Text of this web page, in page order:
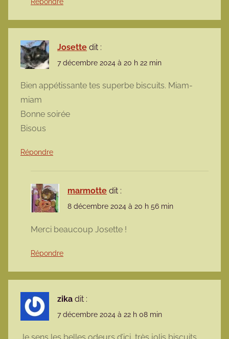
Josette dit :
7 décembre 2024 à 20 h 22 min
Bien appétissante tes superbe biscuits. Miam-
miam
Bonne soirée
Bisous
Répondre
marmotte dit :
8 décembre 2024 à 20 h 56 min
Merci beaucoup Josette !
Répondre
zika dit :
7 décembre 2024 à 22 h 08 min